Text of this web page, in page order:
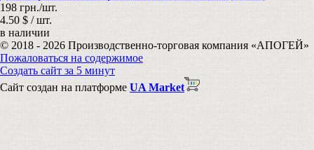
198 грн./шт.
4.50 $ / шт.
в наличии
© 2018 - 2026 Производственно-торговая компания «АПОГЕЙ»
Пожаловаться на содержимое
Создать сайт за 5 минут
Сайт создан на платформе UA Market